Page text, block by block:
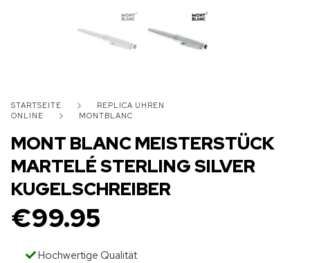
STARTSEITE
REPLICA UHREN
ONLINE
MONTBLANC
MONT BLANC MEISTERSTÜCK
MARTELÉ STERLING SILVER
KUGELSCHREIBER
€99.95
Hochwertige Qualität